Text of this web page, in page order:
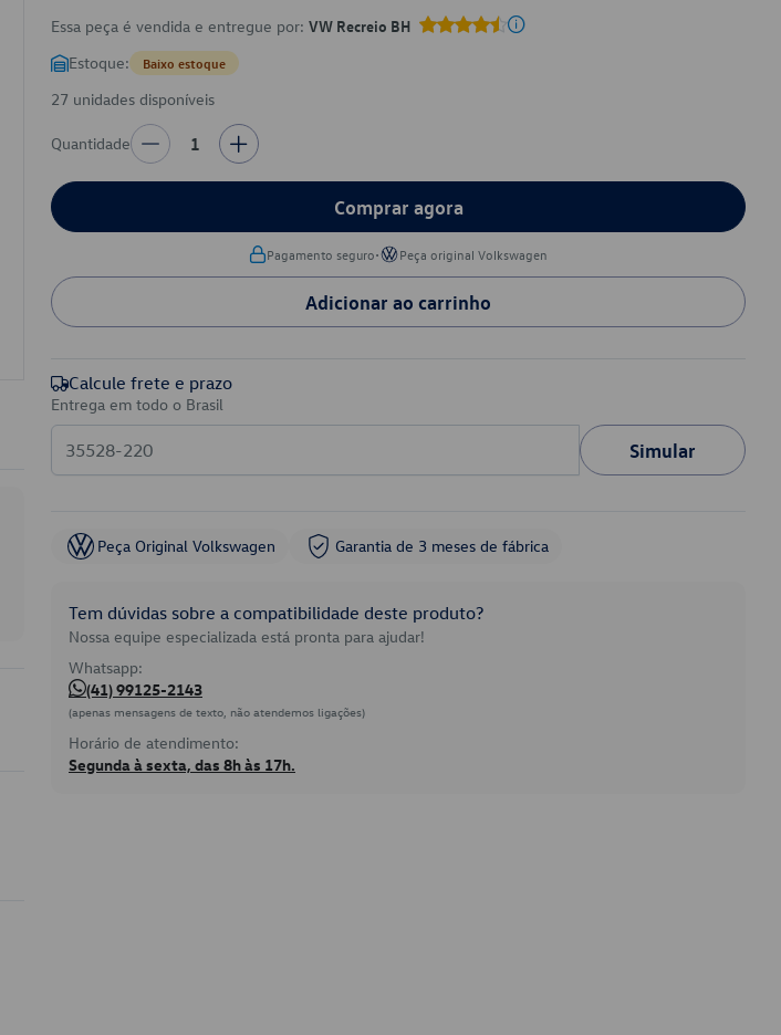
Essa peça é vendida e entregue por: VW Recreio BH
Estoque: Baixo estoque
27 unidades disponíveis
Quantidade 1
Comprar agora
Pagamento seguro• Peça original Volkswagen
Adicionar ao carrinho
Calcule frete e prazo
Entrega em todo o Brasil
Simular
Peça Original Volkswagen Garantia de 3 meses de fábrica
Tem dúvidas sobre a compatibilidade deste produto?
Nossa equipe especializada está pronta para ajudar!
Whatsapp:
(41) 99125-2143
(apenas mensagens de texto, não atendemos ligações)
Horário de atendimento:
Segunda à sexta, das 8h às 17h.